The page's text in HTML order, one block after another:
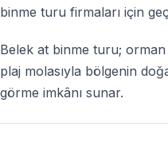
binme turu firmaları için
Belek at binme turu;
plaj molasıyla bölgenin
görme imkânı sunar.